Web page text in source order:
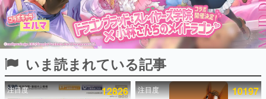
インタビュー
連載・特集一覧
殿堂入り記事
SNS拡散数が数千以上！ ページビュー数万以上！ などな
ど。多くの人々に読まれた、電ファミ渾身の“殿堂入り”記
事をまとめました。
いま読まれている記事
注目度 12826 注目度 10197